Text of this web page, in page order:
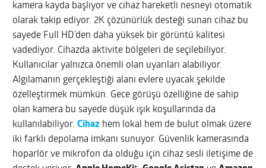
kamera kayda başlıyor ve cihaz hareketli nesneyi otomatik
olarak takip ediyor. 2K çözünürlük desteği sunan cihaz bu
sayede Full HD’den daha yüksek bir görüntü kalitesi
vadediyor. Cihazda aktivite bölgeleri de seçilebiliyor.
Kullanıcılar yalnızca önemli olan uyarıları alabiliyor.
Algılamanın gerçekleştiği alanı evlere uyacak şekilde
özelleştirmek mümkün. Gece görüşü özelliğine de sahip
olan kamera bu sayede düşük ışık koşullarında da
kullanılabiliyor.Cihaz hem lokal hem de bulut olmak üzere
iki farklı depolama imkanı sunuyor. Güvenlik kamerasında
hoparlör ve mikrofon da olduğu için cihaz sesli iletişime de